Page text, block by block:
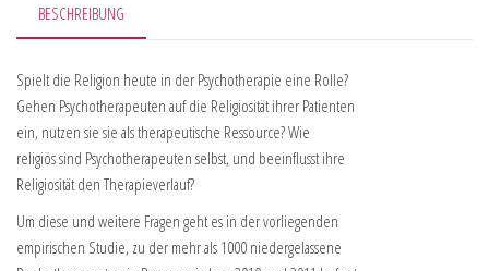
BESCHREIBUNG
Spielt die Religion heute in der Psychotherapie eine Rolle?
Gehen Psychotherapeuten auf die Religiosität ihrer Patienten
ein, nutzen sie sie als therapeutische Ressource? Wie
religiös sind Psychotherapeuten selbst, und beeinflusst ihre
Religiosität den Therapieverlauf?
Um diese und weitere Fragen geht es in der vorliegenden
empirischen Studie, zu der mehr als 1000 niedergelassene